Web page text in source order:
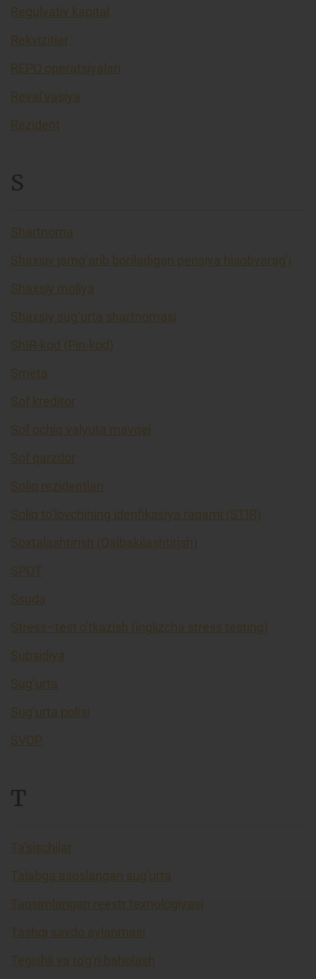
Regulyativ kapital
Rekvizitlar
REPO operatsiyalari
Reval’vasiya
Rezident
S
Shartnoma
Shaxsiy jamg’arib boriladigan pensiya hisobvarag’i
Shaxsiy moliya
Shaxsiy sug’urta shartnomasi
ShIR-kod (Pin-kod)
Smeta
Sof kreditor
Sof ochiq valyuta mavqei
Sof qarzdor
Soliq rezidentlari
Soliq to’lovchining idenfikasiya raqami (STIR)
Soxtalashtirish (Qalbakilashtirish)
SPOT
Ssuda
Stress–test o'tkazish (inglizcha stress testing)
Subsidiya
Sug’urta
Sug’urta polisi
SVOP
T
Ta’sischilar
Talabga asoslangan sug'urta
Taqsimlangan reestr texnologiyasi
Tashqi savdo aylanmasi
Tegishli va to'g'ri baholash